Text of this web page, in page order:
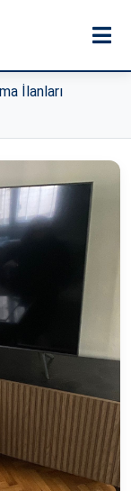
İlanları